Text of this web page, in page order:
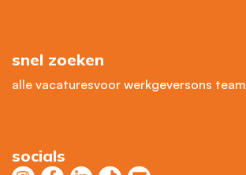
snel zoeken
alle vacaturesvoor werkgeversons team
socials